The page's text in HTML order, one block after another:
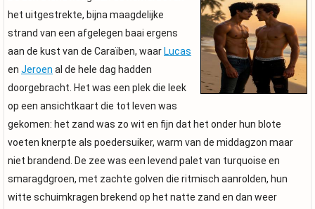
het uitgestrekte, bijna maagdelijke
strand van een afgelegen baai ergens
aan de kust van de Caraïben, waar Lucas
en Jeroen al de hele dag hadden
doorgebracht. Het was een plek die leek
op een ansichtkaart die tot leven was
gekomen: het zand was zo wit en fijn dat het onder hun blote
voeten knerpte als poedersuiker, warm van de middagzon maar
niet brandend. De zee was een levend palet van turquoise en
smaragdgroen, met zachte golven die ritmisch aanrolden, hun
witte schuimkragen brekend op het natte zand en dan weer